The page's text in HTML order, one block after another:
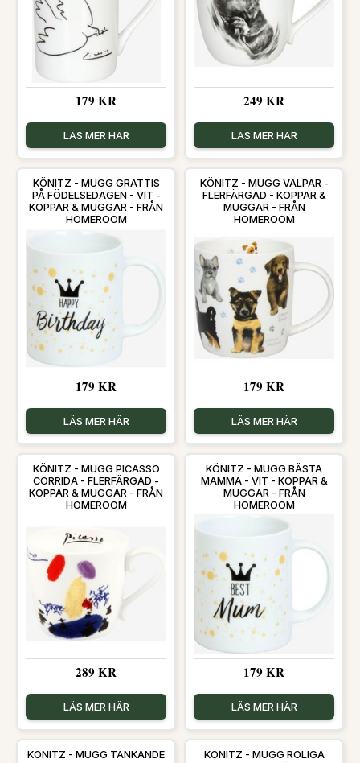
179 KR
LÄS MER HÄR
249 KR
LÄS MER HÄR
KÖNITZ - MUGG GRATTIS
PÅ FÖDELSEDAGEN - VIT -
KOPPAR & MUGGAR - FRÅN
HOMEROOM
179 KR
LÄS MER HÄR
KÖNITZ - MUGG VALPAR -
FLERFÄRGAD - KOPPAR &
MUGGAR - FRÅN
HOMEROOM
179 KR
LÄS MER HÄR
KÖNITZ - MUGG PICASSO
CORRIDA - FLERFÄRGAD -
KOPPAR & MUGGAR - FRÅN
HOMEROOM
289 KR
LÄS MER HÄR
KÖNITZ - MUGG BÄSTA
MAMMA - VIT - KOPPAR &
MUGGAR - FRÅN
HOMEROOM
179 KR
LÄS MER HÄR
KÖNITZ - MUGG TÄNKANDE
KÖNITZ - MUGG ROLIGA